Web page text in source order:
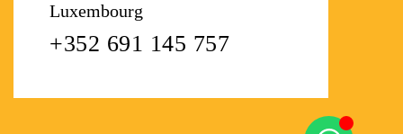
Luxembourg
+352 691 145 757